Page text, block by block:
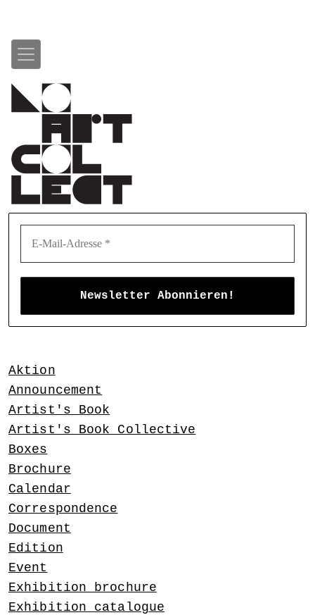
Aktion
Announcement
Artist's Book
Artist's Book Collective
Boxes
Brochure
Calendar
Correspondence
Document
Edition
Event
Exhibition brochure
Exhibition catalogue